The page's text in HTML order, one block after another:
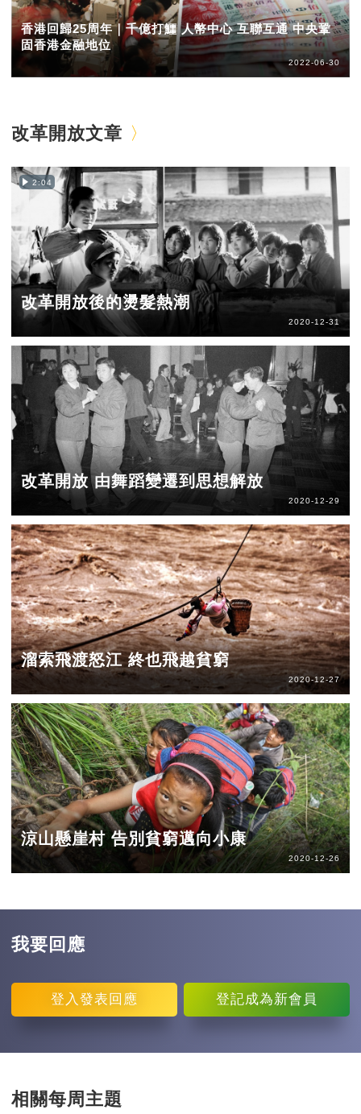
香港回歸25周年｜千億打鱷 人幣中心 互聯互通 中央鞏
固香港金融地位
2022-06-30
改革開放文章
2:04
改革開放後的燙髮熱潮
2020-12-31
改革開放 由舞蹈變遷到思想解放
2020-12-29
溜索飛渡怒江 終也飛越貧窮
2020-12-27
涼山懸崖村 告別貧窮邁向小康
2020-12-26
我要回應
登入 發表回應 登記成為新會員
相關每周主題